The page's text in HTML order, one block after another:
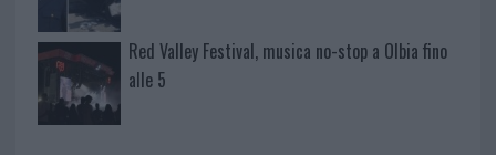
Red Valley Festival, musica no-stop a Olbia fino
alle 5